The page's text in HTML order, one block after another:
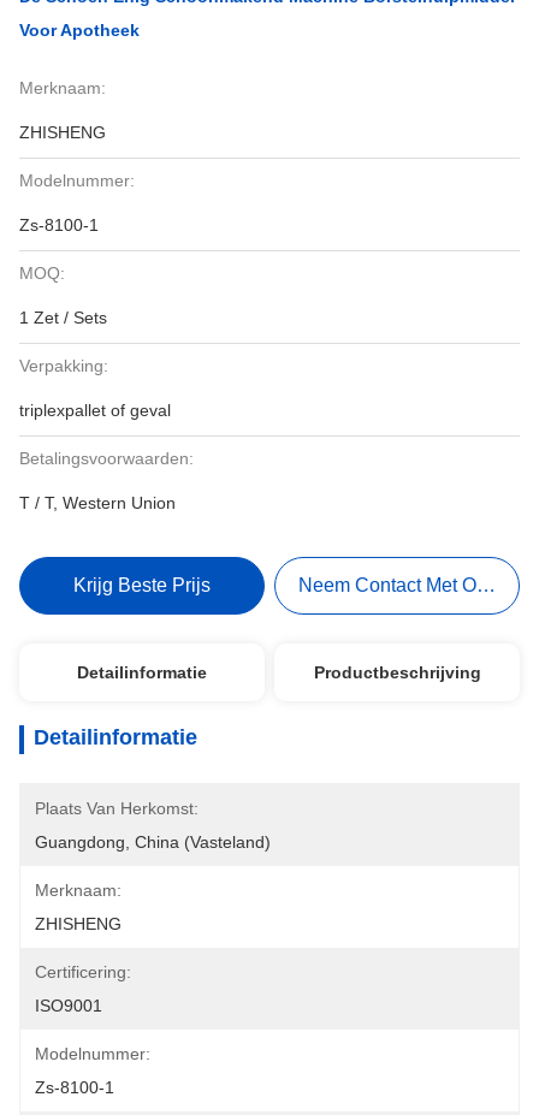
Voor Apotheek
Merknaam:
ZHISHENG
Modelnummer:
Zs-8100-1
MOQ:
1 Zet / Sets
Verpakking:
triplexpallet of geval
Betalingsvoorwaarden:
T / T, Western Union
Krijg Beste Prijs Neem Contact Met Ons Op
Detailinformatie Productbeschrijving
Detailinformatie
Plaats Van Herkomst:
Guangdong, China (vasteland)
Merknaam:
ZHISHENG
Certificering:
ISO9001
Modelnummer:
Zs-8100-1